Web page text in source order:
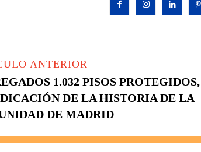
ANTERIOR
1.032 PISOS
DE LA HISTORIA DE LA
DE MADRID